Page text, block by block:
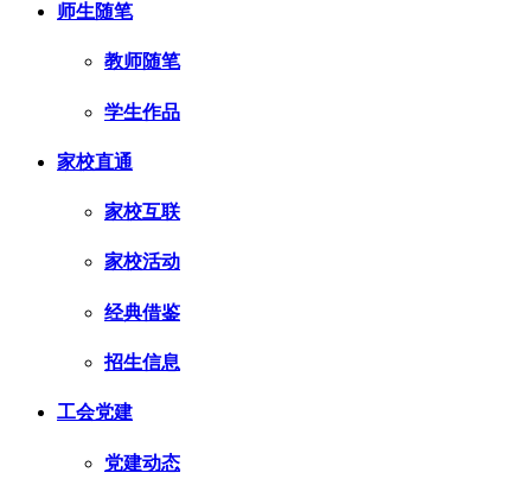
师生随笔
教师随笔
学生作品
家校直通
家校互联
家校活动
经典借鉴
招生信息
工会党建
党建动态